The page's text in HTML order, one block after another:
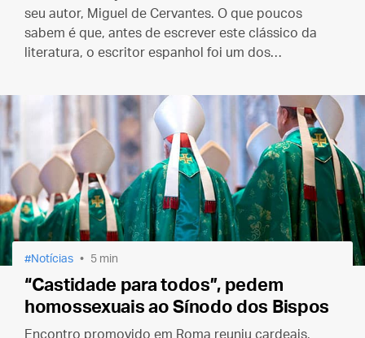
seu autor, Miguel de Cervantes. O que poucos
sabem é que, antes de escrever este clássico da
literatura, o escritor espanhol foi um dos
Notícias 5 min
“Castidade para todos”, pedem
homossexuais ao Sínodo dos Bispos
Encontro promovido em Roma reuniu cardeais,